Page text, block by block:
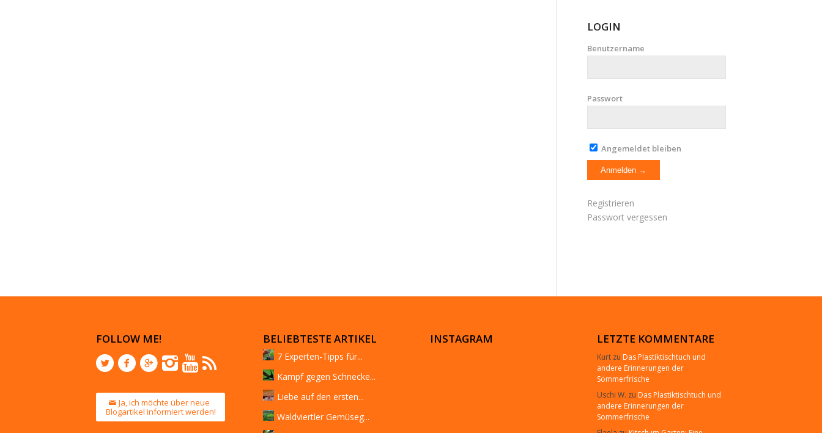
LOGIN
Benutzername
Passwort
Angemeldet bleiben
Registrieren
Passwort vergessen
FOLLOW ME!
Ja, ich möchte über neue
Blogartikel informiert werden!
BELIEBTESTE ARTIKEL
7 Experten-Tipps für...
Kampf gegen Schnecke...
Liebe auf den ersten...
Waldviertler Gemüseg...
INSTAGRAM LETZTE KOMMENTARE
Kurtzu Das Plastiktischtuch und
andere Erinnerungen der
Sommerfrische
Uschi W. zu Das Plastiktischtuch und
andere Erinnerungen der
Sommerfrische